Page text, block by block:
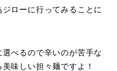
ローに行ってみることに
べるので辛いのが苦手な
味しい担々麺ですよ！